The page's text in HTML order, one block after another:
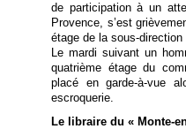
de participation à un
Provence, s’est
étage de la sous-
Le mardi suivant un
quatrième étage du
placé en garde-à-vue
escroquerie.
Le libraire du « Monte-